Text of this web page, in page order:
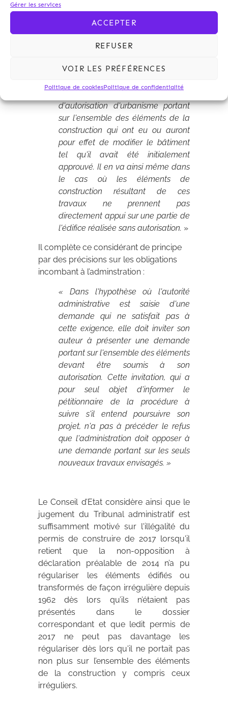
Gérer les services
ACCEPTER
REFUSER
VOIR LES PRÉFÉRENCES
Politique de cookiesPolitique de confidentialité
édifiée sans respecter la
déclaration préalable déposée ou
le permis de construire obtenu ou a
fait l'objet de transformations sans
requises, il appartient au propriétaire
travaux de présenter une demande
d'autorisation d'urbanisme portant
sur l'ensemble des éléments de la
construction qui ont eu ou auront
pour effet de modifier le bâtiment
tel qu'il avait été initialement
approuvé. Il en va ainsi même dans
le cas où les éléments de
construction résultant de ces
travaux ne prennent pas
directement appui sur une partie de
l'édifice réalisée sans autorisation. »
Il complète ce considérant de principe
par des précisions sur les obligations
incombant à l’adminstration :
« Dans l'hypothèse où l'autorité
administrative est saisie d'une
demande qui ne satisfait pas à
cette exigence, elle doit inviter son
auteur à présenter une demande
portant sur l'ensemble des éléments
devant être soumis à son
autorisation. Cette invitation, qui a
pour seul objet d'informer le
pétitionnaire de la procédure à
suivre s'il entend poursuivre son
projet, n'a pas à précéder le refus
que l'administration doit opposer à
une demande portant sur les seuls
nouveaux travaux envisagés. »
Le Conseil d’Etat considère ainsi que le
jugement du Tribunal administratif est
suffisamment motivé sur l'illégalité du
permis de construire de 2017 lorsqu'il
retient que la non-opposition à
déclaration préalable de 2014 n’a pu
régulariser les éléments édifiés ou
transformés de façon irrégulière depuis
1962 dès lors qu’ils n’étaient pas
présentés dans le dossier
correspondant et que ledit permis de
2017 ne peut pas davantage les
régulariser dès lors qu'il ne portait pas
non plus sur l’ensemble des éléments
de la construction y compris ceux
irréguliers.